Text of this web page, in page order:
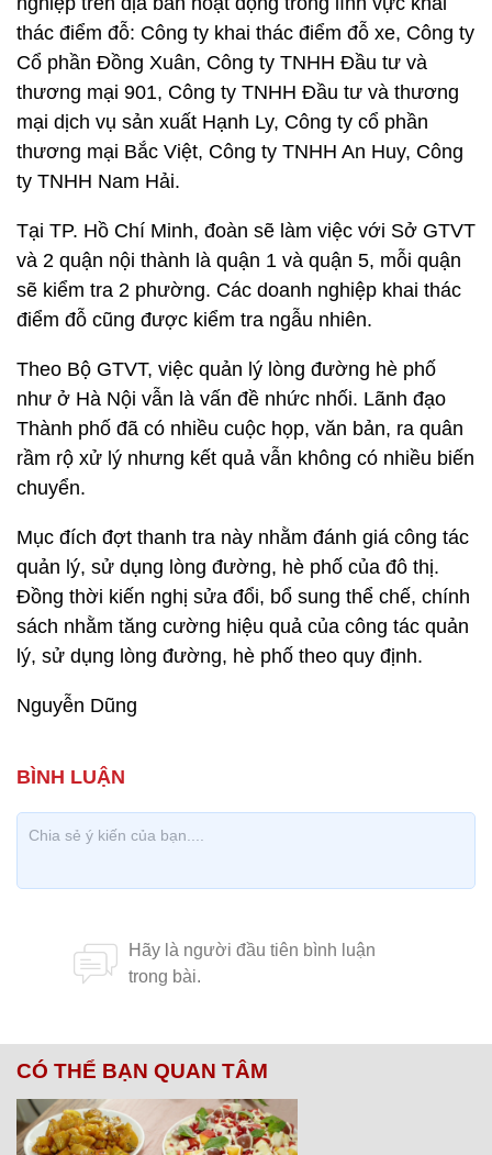
thác điểm đỗ: Công ty khai thác điểm đỗ xe, Công ty
Cổ phần Đồng Xuân, Công ty TNHH Đầu tư và
thương mại 901, Công ty TNHH Đầu tư và thương
mại dịch vụ sản xuất Hạnh Ly, Công ty cổ phần
thương mại Bắc Việt, Công ty TNHH An Huy, Công
ty TNHH Nam Hải.
Tại TP. Hồ Chí Minh, đoàn sẽ làm việc với Sở GTVT
và 2 quận nội thành là quận 1 và quận 5, mỗi quận
sẽ kiểm tra 2 phường. Các doanh nghiệp khai thác
điểm đỗ cũng được kiểm tra ngẫu nhiên.
Theo Bộ GTVT, việc quản lý lòng đường hè phố
như ở Hà Nội vẫn là vấn đề nhức nhối. Lãnh đạo
Thành phố đã có nhiều cuộc họp, văn bản, ra quân
rầm rộ xử lý nhưng kết quả vẫn không có nhiều biến
chuyển.
Mục đích đợt thanh tra này nhằm đánh giá công tác
quản lý, sử dụng lòng đường, hè phố của đô thị.
Đồng thời kiến nghị sửa đổi, bổ sung thể chế, chính
sách nhằm tăng cường hiệu quả của công tác quản
lý, sử dụng lòng đường, hè phố theo quy định.
Nguyễn Dũng
CÓ THỂ BẠN QUAN TÂM